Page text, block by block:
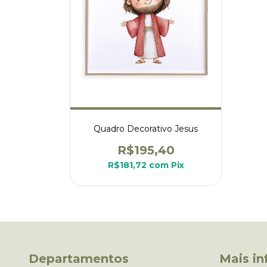
Quadro Decorativo Jesus
R$195,40
R$181,72 com Pix
Departamentos Mais